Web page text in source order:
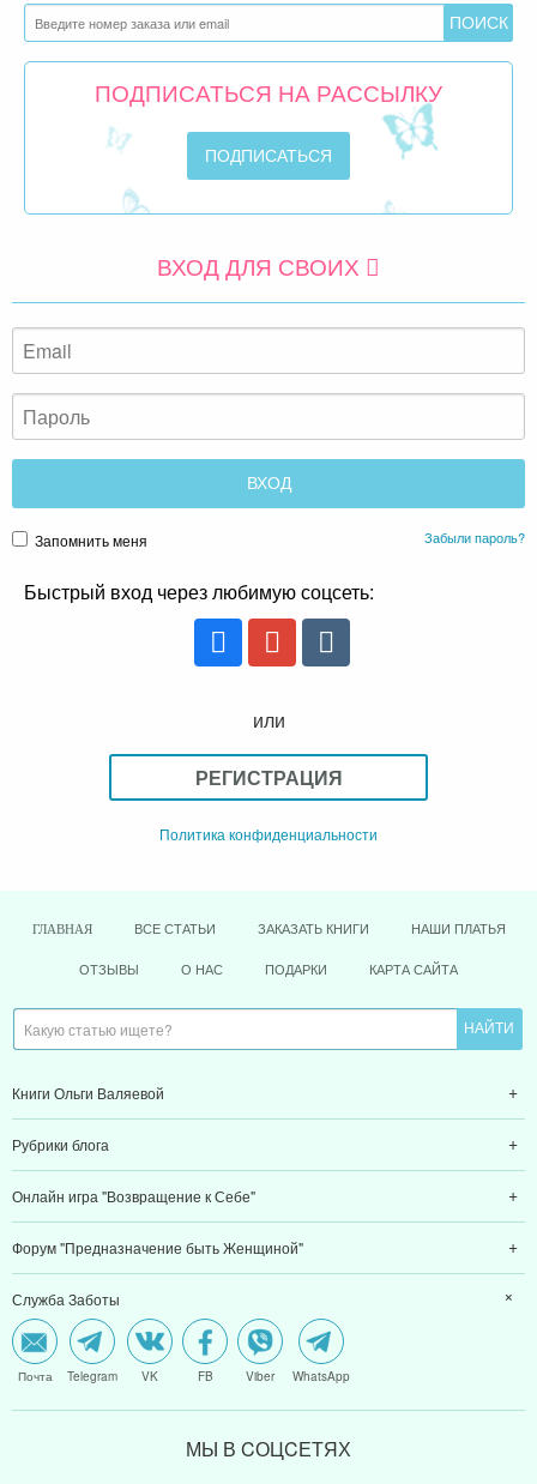
ПОДПИСАТЬСЯ НА РАССЫЛКУ
ВХОД ДЛЯ СВОИХ
Запомнить меня Забыли пароль?
Быстрый вход через любимую соцсеть:
или
РЕГИСТРАЦИЯ
Политика конфиденциальности
ГЛАВНАЯ ВСЕ СТАТЬИ ЗАКАЗАТЬ КНИГИ НАШИ ПЛАТЬЯ
ОТЗЫВЫ О НАС ПОДАРКИ КАРТА САЙТА
Книги Ольги Валяевой
Рубрики блога
Онлайн игра "Возвращение к Себе"
Форум "Предназначение быть Женщиной"
Служба Заботы
Почта Telegram VK FB Viber WhatsApp
МЫ В CОЦCЕТЯХ